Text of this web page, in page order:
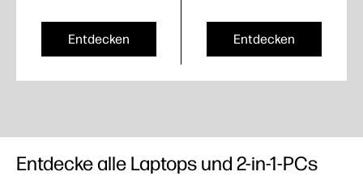
Entdecken Entdecken
Entdecke alle Laptops und 2-in-1-PCs